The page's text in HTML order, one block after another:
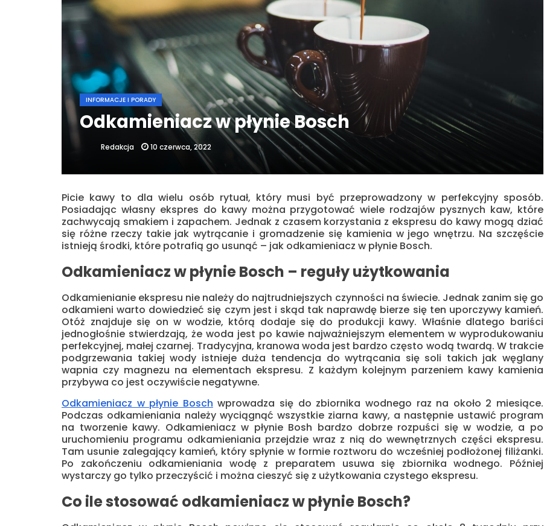
INFORMACJE I PORADY
Odkamieniacz w płynie Bosch
Redakcja 10 czerwca, 2022
Picie kawy to dla wielu osób rytuał, który musi być przeprowadzony w perfekcyjny sposób.
Posiadając własny ekspres do kawy można przygotować wiele rodzajów pysznych kaw, które
zachwycają smakiem i zapachem. Jednak z czasem korzystania z ekspresu do kawy mogą dziać
się różne rzeczy takie jak wytrącanie i gromadzenie się kamienia w jego wnętrzu. Na szczęście
istnieją środki, które potrafią go usunąć – jak odkamieniacz w płynie Bosch.
Odkamieniacz w płynie Bosch – reguły użytkowania
Odkamienianie ekspresu nie należy do najtrudniejszych czynności na świecie. Jednak zanim się go
odkamieni warto dowiedzieć się czym jest i skąd tak naprawdę bierze się ten uporczywy kamień.
Otóż znajduje się on w wodzie, którą dodaje się do produkcji kawy. Właśnie dlatego bariści
jednogłośnie stwierdzają, że woda jest po kawie najważniejszym elementem w wyprodukowaniu
perfekcyjnej, małej czarnej. Tradycyjna, kranowa woda jest bardzo często wodą twardą. W trakcie
podgrzewania takiej wody istnieje duża tendencja do wytrącania się soli takich jak węglany
wapnia czy magnezu na elementach ekspresu. Z każdym kolejnym parzeniem kawy kamienia
przybywa co jest oczywiście negatywne.
Odkamieniacz w płynie Bosch wprowadza się do zbiornika wodnego raz na około 2 miesiące.
Podczas odkamieniania należy wyciągnąć wszystkie ziarna kawy, a następnie ustawić program
na tworzenie kawy. Odkamieniacz w płynie Bosh bardzo dobrze rozpuści się w wodzie, a po
uruchomieniu programu odkamieniania przejdzie wraz z nią do wewnętrznych części ekspresu.
Tam usunie zalegający kamień, który spłynie w formie roztworu do wcześniej podłożonej filiżanki.
Po zakończeniu odkamieniania wodę z preparatem usuwa się zbiornika wodnego. Później
wystarczy go tylko przeczyścić i można cieszyć się z użytkowania czystego ekspresu.
Co ile stosować odkamieniacz w płynie Bosch?